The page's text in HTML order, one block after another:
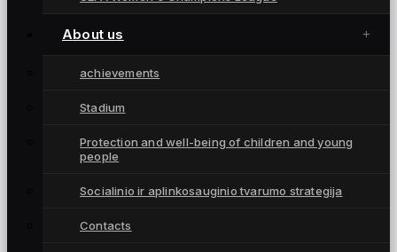
About us
achievements
Stadium
Protection and well-being of children and young
people
Socialinio ir aplinkosauginio tvarumo strategija
Contacts